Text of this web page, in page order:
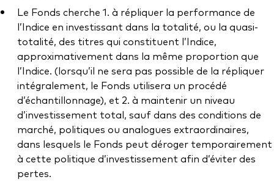
Le Fonds cherche 1. à répliquer la performance de
l’Indice en investissant dans la totalité, ou la quasi-
totalité, des titres qui constituent l’Indice,
approximativement dans la même proportion que
l’Indice. (lorsqu’il ne sera pas possible de la répliquer
intégralement, le Fonds utilisera un procédé
d’échantillonnage), et 2. à maintenir un niveau
d’investissement total, sauf dans des conditions de
marché, politiques ou analogues extraordinaires,
dans lesquels le Fonds peut déroger temporairement
à cette politique d’investissement afin d’éviter des
pertes.